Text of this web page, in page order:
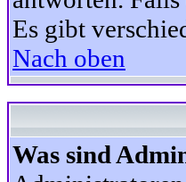
Es gibt
Nach oben
Was sind